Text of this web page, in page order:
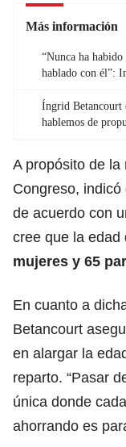
Más información
“Nunca ha
hablado con él”:
Íngrid Betancourt
hablemos de
A propósito de la
Congreso,
de acuerdo con
cree que la edad
mujeres y 65
En cuanto a
Betancourt
en alargar la
reparto. “Pasar
única donde
ahorrando es